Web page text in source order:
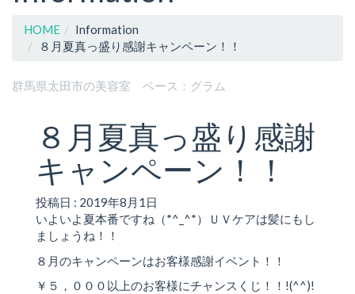
HOME
Information
８月夏真っ盛り感謝キャンペーン！！
群馬県太田市の美容室 ベース：グラム
８月夏真っ盛り感謝
キャンペーン！！
投稿日 : 2019年8月1日
いよいよ夏本番ですね（*^_^*）ＵＶケアは髪にもし
ましょうね！！
８月のキャンペーンはお客様感謝イベント！！
￥５，０００以上のお客様にチャンスくじ！！!(^^)!